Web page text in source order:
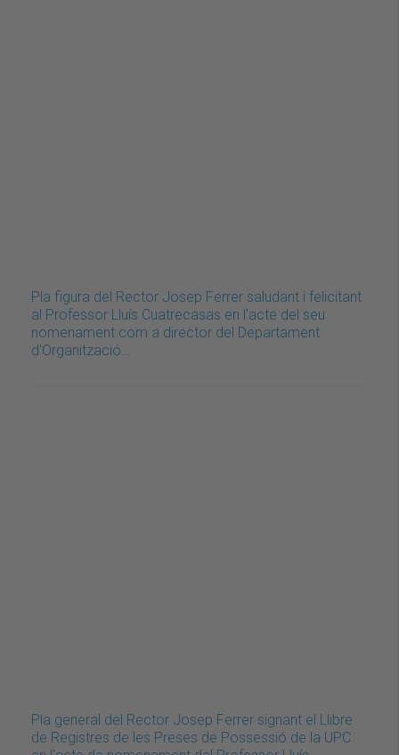
Pla figura del Rector Josep Ferrer saludant i felicitant
al Professor Lluís Cuatrecasas en l'acte del seu
nomenament com a director del Departament
d'Organització…
Pla general del Rector Josep Ferrer signant el Llibre
de Registres de les Preses de Possessió de la UPC